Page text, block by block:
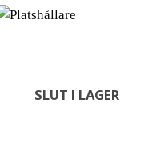
SLUT I LAGER